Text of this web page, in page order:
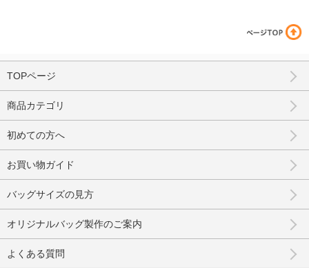
TOPページ
商品カテゴリ
初めての方へ
お買い物ガイド
バッグサイズの見方
オリジナルバッグ製作のご案内
よくある質問